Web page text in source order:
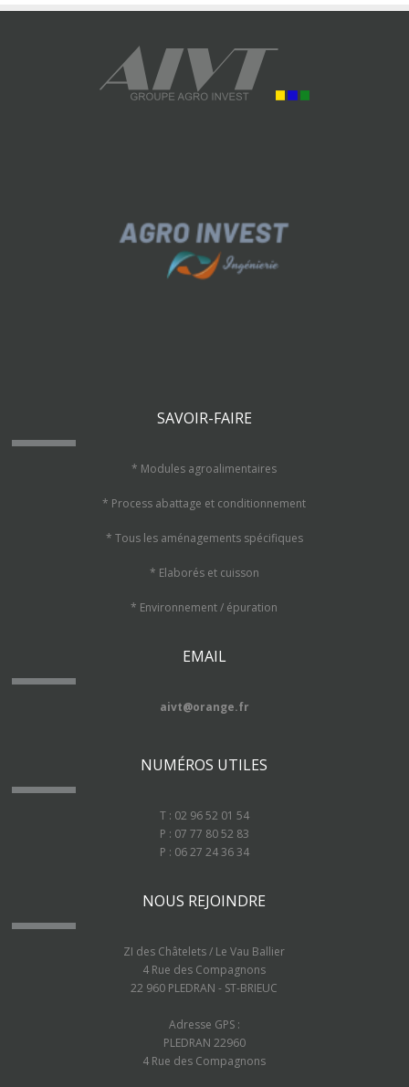
SAVOIR-FAIRE
* Modules agroalimentaires
* Process abattage et conditionnement
* Tous les aménagements spécifiques
* Elaborés et cuisson
* Environnement / épuration
EMAIL
aivt@orange.fr
NUMÉROS UTILES
T : 02 96 52 01 54
P : 07 77 80 52 83
P : 06 27 24 36 34
NOUS REJOINDRE
ZI des Châtelets / Le Vau Ballier
4 Rue des Compagnons
22 960 PLEDRAN - ST-BRIEUC
Adresse GPS :
PLEDRAN 22960
4 Rue des Compagnons